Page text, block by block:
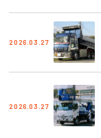
2026.03.27
2026.03.27